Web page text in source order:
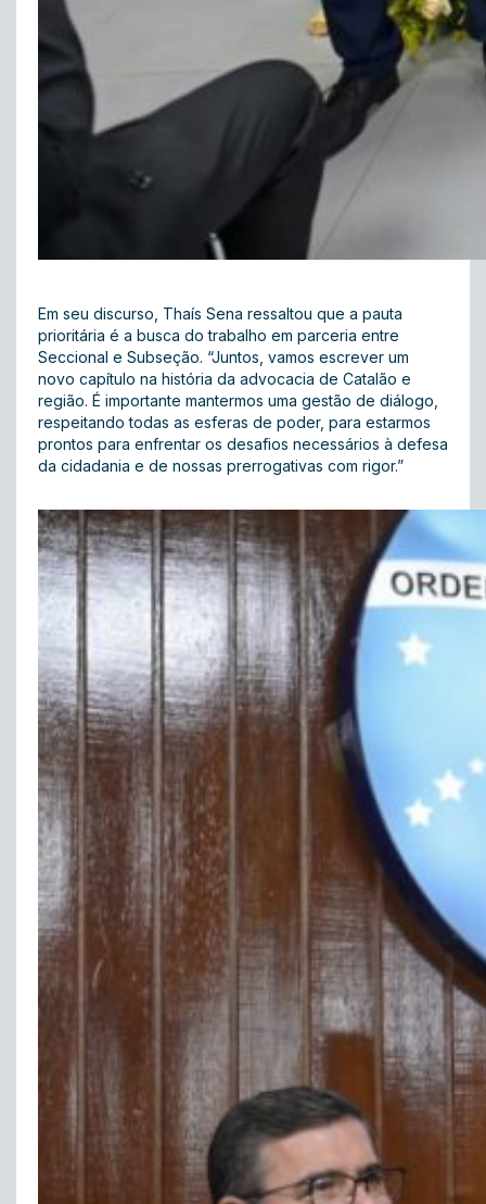
Em seu discurso, Thaís Sena ressaltou que a pauta
prioritária é a busca do trabalho em parceria entre
Seccional e Subseção. “Juntos, vamos escrever um
novo capítulo na história da advocacia de Catalão e
região. É importante mantermos uma gestão de diálogo,
respeitando todas as esferas de poder, para estarmos
prontos para enfrentar os desafios necessários à defesa
da cidadania e de nossas prerrogativas com rigor.”